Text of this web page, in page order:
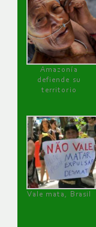
Amazonía
defiende su
territorio
Vale mata, Brasil